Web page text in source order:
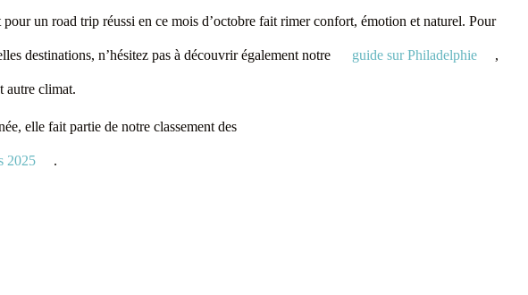
un road trip réussi en ce mois d’octobre fait rimer confort, émotion et naturel. Pour
destinations, n’hésitez pas à découvrir également notre guide sur Philadelphie ,
autre climat.
elle fait partie de notre classement des
2025 .